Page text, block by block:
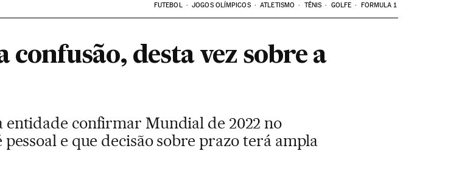
FUTEBOL JOGOS OLÍMPICOS ATLETISMO TÊNIS GOLFE FORMULA 1
desta vez sobre a
entidade confirmar Mundial de 2022 no
e que decisão sobre prazo terá ampla